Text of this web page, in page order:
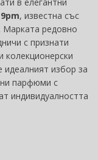
, известна със
Марката редовно
с признати
идеалният избор за
парфюми с
индивидуалността